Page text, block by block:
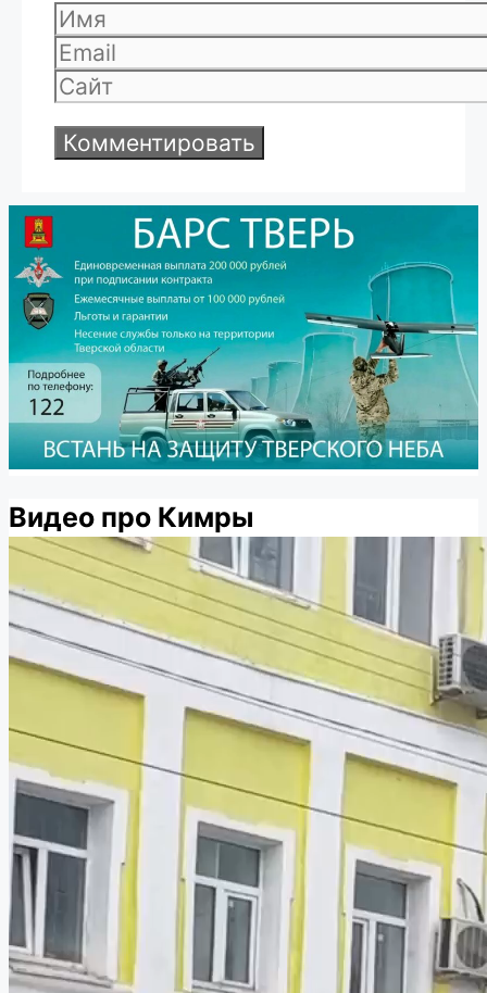
Имя
Email
Сайт
Видео про Кимры